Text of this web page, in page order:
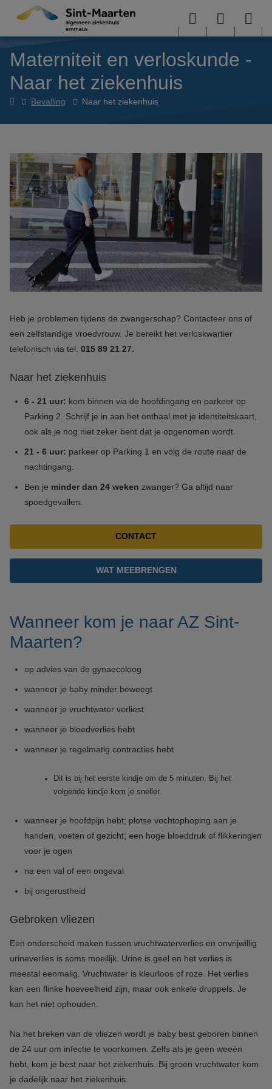
Overslaan en naar de inhoud gaan
Menu User
menu
Materniteit en verloskunde -
Naar het ziekenhuis
Materniteit
Bevalling Naar het ziekenhuis
Heb je problemen tijdens de zwangerschap? Contacteer ons of
een zelfstandige vroedvrouw. Je bereikt het verloskwartier
telefonisch via tel. 015 89 21 27.
Naar het ziekenhuis
6 - 21 uur: kom binnen via de hoofdingang en parkeer op
Parking 2. Schrijf je in aan het onthaal met je identiteitskaart,
ook als je nog niet zeker bent dat je opgenomen wordt.
21 - 6 uur: parkeer op Parking 1 en volg de route naar de
nachtingang.
Ben je minder dan 24 weken zwanger? Ga altijd naar
spoedgevallen.
CONTACT
WAT MEEBRENGEN
Wanneer kom je naar AZ Sint-
Maarten?
op advies van de gynaecoloog
wanneer je baby minder beweegt
wanneer je vruchtwater verliest
wanneer je bloedverlies hebt
wanneer je regelmatig contracties hebt
Dit is bij het eerste kindje om de 5 minuten. Bij het
volgende kindje kom je sneller.
wanneer je hoofdpijn hebt; plotse vochtophoping aan je
handen, voeten of gezicht; een hoge bloeddruk of flikkeringen
voor je ogen
na een val of een ongeval
bij ongerustheid
Gebroken vliezen
Een onderscheid maken tussen vruchtwaterverlies en onvrijwillig
urineverlies is soms moeilijk. Urine is geel en het verlies is
meestal eenmalig. Vruchtwater is kleurloos of roze. Het verlies
kan een flinke hoeveelheid zijn, maar ook enkele druppels. Je
kan het niet ophouden.
Na het breken van de vliezen wordt je baby best geboren binnen
de 24 uur om infectie te voorkomen. Zelfs als je geen weeën
hebt, kom je best naar het ziekenhuis. Bij groen vruchtwater kom
je dadelijk naar het ziekenhuis.